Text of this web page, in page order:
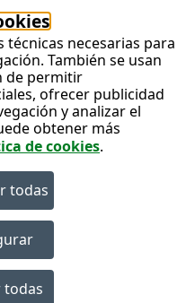
técnicas necesarias para
También se usan
de permitir
ofrecer publicidad
y analizar el
obtener más
de cookies.